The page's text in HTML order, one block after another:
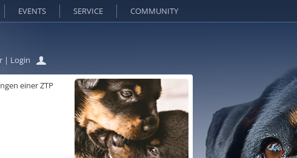
| Login
EVENTS SERVICE COMMUNITY
einer ZTP